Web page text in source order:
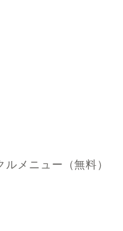
ルメニュー（無料）